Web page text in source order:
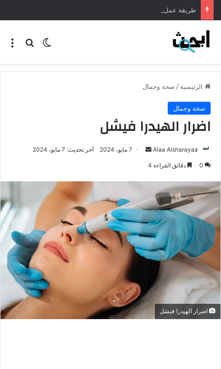
طريقة عمل المنسف الاردني
الرئيسية / صحة وجمال
صحة وجمال
اضرار الهيدرا فيشل
Alaa Alsharayaa 7 مايو، 2024 آخر تحديث: 7 مايو، 2024
0 دقائق القراءة 4
اضرار الهيدرا فيشل